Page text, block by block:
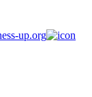
up.org